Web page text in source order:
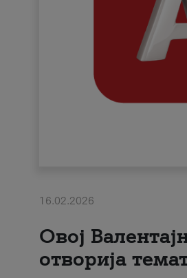
16.02.2026
Овој
отворија